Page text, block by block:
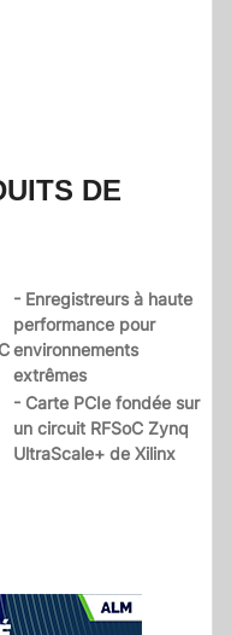
DE
- Enregistreurs à haute
performance pour
environnements
extrêmes
- Carte PCIe fondée sur
un circuit RFSoC Zynq
UltraScale+ de Xilinx